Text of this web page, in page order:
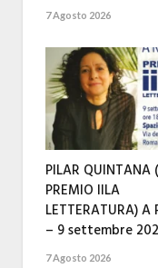
7 Agosto 2026
PILAR QUINTANA
PREMIO IILA
LETTERATURA) A
– 9 settembre
7 Agosto 2026